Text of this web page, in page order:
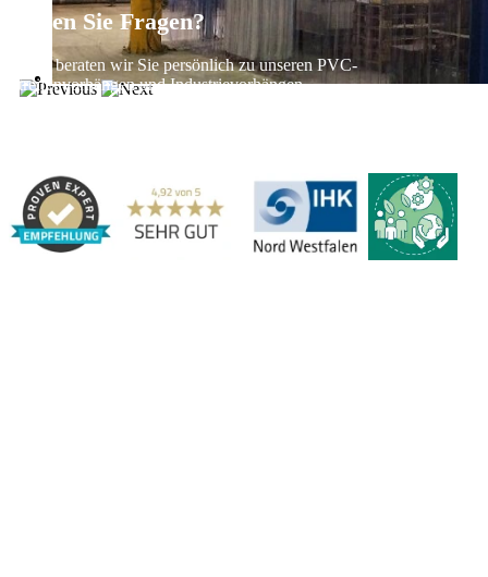
Haben Sie Fragen?
Gerne beraten wir Sie persönlich zu unseren PVC-
Streifenvorhängen und Industrievorhängen.